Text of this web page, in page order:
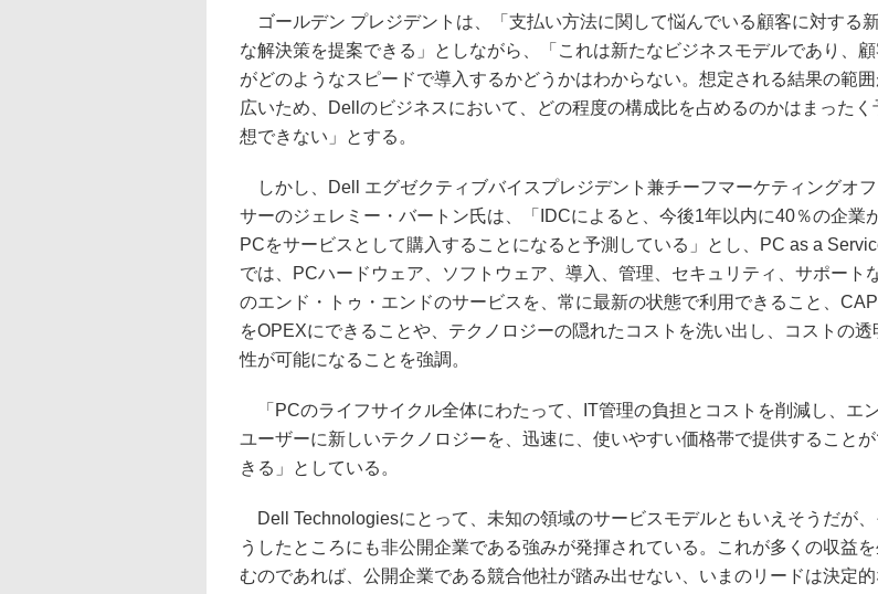
ゴールデン プレジデントは、「支払い方法に関して悩んでいる顧客に対する
な解決策を提案できる」としながら、「これは新たなビジネスモデルであり、顧
がどのようなスピードで導入するかどうかはわからない。想定される結果の範
広いため、Dellのビジネスにおいて、どの程度の構成比を占めるのかはまったく
想できない」とする。
しかし、Dell エグゼクティブバイスプレジデント兼チーフマーケティングオフ
サーのジェレミー・バートン氏は、「IDCによると、今後1年以内に40％の企業
PCをサービスとして購入することになると予測している」とし、PC as a
では、PCハードウェア、ソフトウェア、導入、管理、セキュリティ、サポート
のエンド・トゥ・エンドのサービスを、常に最新の状態で利用できること、
をOPEXにできることや、テクノロジーの隠れたコストを洗い出し、コストの透
性が可能になることを強調。
「PCのライフサイクル全体にわたって、IT管理の負担とコストを削減し、エ
ユーザーに新しいテクノロジーを、迅速に、使いやすい価格帯で提供すること
きる」としている。
Dell Technologiesにとって、未知の領域のサービスモデルともいえそうだが、
うしたところにも非公開企業である強みが発揮されている。これが多くの収益を
むのであれば、公開企業である競合他社が踏み出せない、いまのリードは決定的